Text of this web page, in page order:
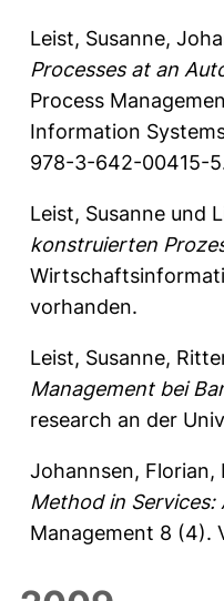
Leist, Susanne,
Processes at an
Process
Information
978-3-642-00415-
Leist, Susanne und
konstruierten
vorhanden.
Leist, Susanne,
Management bei
research an der
Johannsen, Florian,
Method in Services:
Management 8 (4).